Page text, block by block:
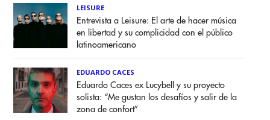
LEISURE
Entrevista a Leisure: El arte de hacer música
en libertad y su complicidad con el público
latinoamericano
EDUARDO CACES
Eduardo Caces ex Lucybell y su proyecto
solista: “Me gustan los desafíos y salir de la
zona de confort”